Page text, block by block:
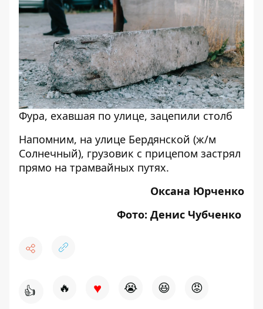
Фура, ехавшая по улице, зацепили столб
Напомним, на улице Бердянской (ж/м
Солнечный), грузовик с прицепом застрял
прямо на трамвайных путях.
Оксана Юрченко
Фото: Денис Чубченко
👍 🔥 ♥ 😭 😆 😡